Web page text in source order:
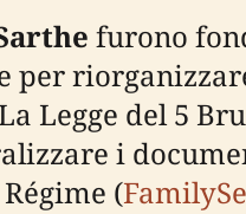
furono
Legge del 5
i
(